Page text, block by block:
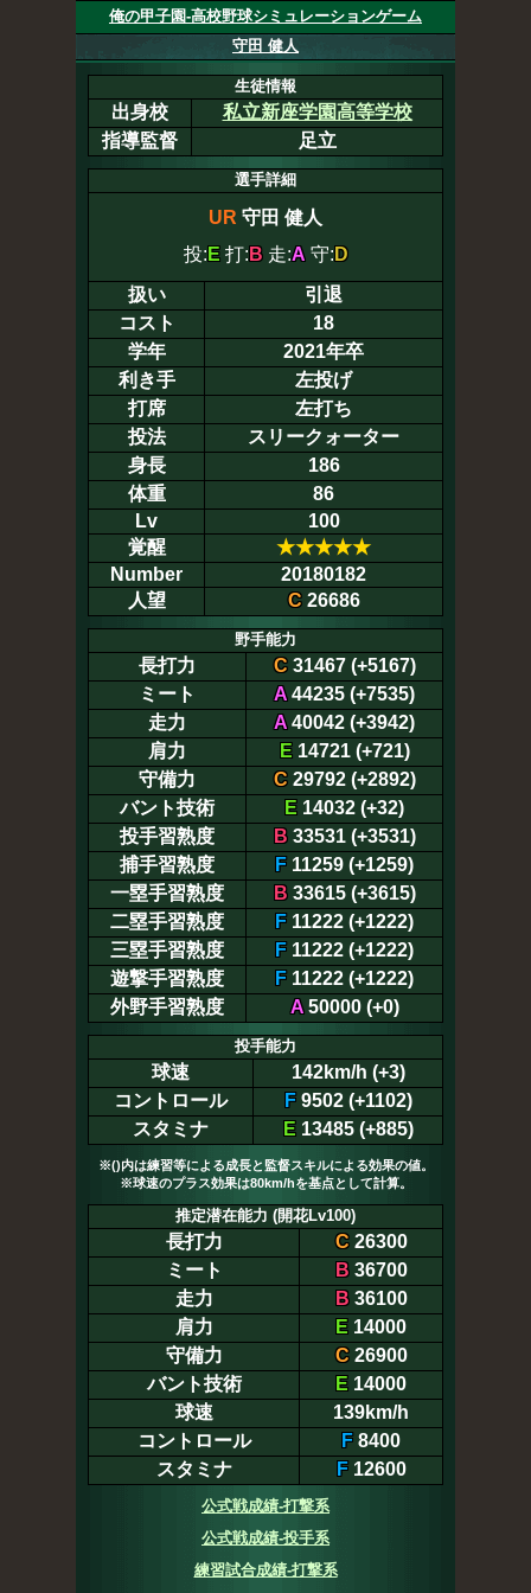
俺の甲子園-高校野球シミュレーションゲーム
守田 健人
生徒情報
出身校
私立新座学園高等学校
指導監督
足立
選手詳細
UR 守田 健人
投: E打: B走:A守: D
扱い
引退
コスト
18
学年
2021年卒
利き手
左投げ
打席
左打ち
投法
スリークォーター
身長
186
体重
86
Lv
100
覚醒
★★★★★
Number
20180182
人望
C26686
野手能力
長打力 C31467 (+5167)
ミート
A44235 (+7535)
走力
A40042 (+3942)
肩力
E14721 (+721)
守備力
C29792 (+2892)
バント技術
E 14032 (+32)
投手習熟度
B33531 (+3531)
捕手習熟度
F 11259 (+1259)
一塁手習熟度
B33615 (+3615)
二塁手習熟度
F 11222 (+1222)
三塁手習熟度
F 11222 (+1222)
遊撃手習熟度
F 11222 (+1222)
外野手習熟度
A50000 (+0)
投手能力
球速
142km/h (+3)
コントロール
F9502 (+1102)
スタミナ
E13485 (+885)
※()内は練習等による成長と監督スキルによる効果の値。
※球速のプラス効果は80km/hを基点として計算。
推定潜在能力 (開花Lv100)
長打力 C26300
ミート
B36700
走力
B36100
肩力
E 14000
守備力
C26900
バント技術
E 14000
球速
139km/h
コントロール
F 8400
スタミナ
F12600
公式戦成績-打撃系
公式戦成績-投手系
練習試合成績-打撃系